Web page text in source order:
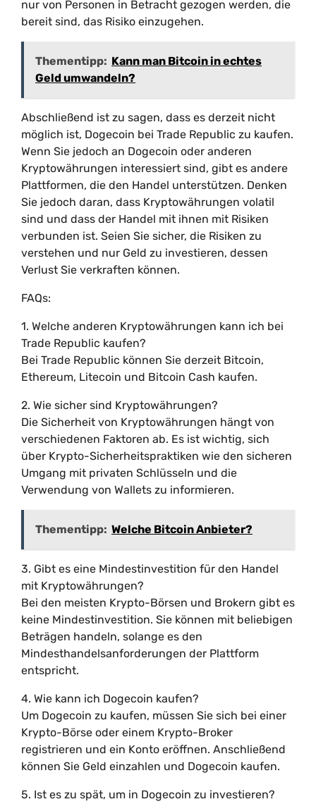
nur von Personen in Betracht gezogen werden, die
bereit sind, das Risiko einzugehen.
Thementipp: Kann man Bitcoin in echtes
Geld umwandeln?
Abschließend ist zu sagen, dass es derzeit nicht
möglich ist, Dogecoin bei Trade Republic zu kaufen.
Wenn Sie jedoch an Dogecoin oder anderen
Kryptowährungen interessiert sind, gibt es andere
Plattformen, die den Handel unterstützen. Denken
Sie jedoch daran, dass Kryptowährungen volatil
sind und dass der Handel mit ihnen mit Risiken
verbunden ist. Seien Sie sicher, die Risiken zu
verstehen und nur Geld zu investieren, dessen
Verlust Sie verkraften können.
FAQs:
1. Welche anderen Kryptowährungen kann ich bei
Trade Republic kaufen?
Bei Trade Republic können Sie derzeit Bitcoin,
Ethereum, Litecoin und Bitcoin Cash kaufen.
2. Wie sicher sind Kryptowährungen?
Die Sicherheit von Kryptowährungen hängt von
verschiedenen Faktoren ab. Es ist wichtig, sich
über Krypto-Sicherheitspraktiken wie den sicheren
Umgang mit privaten Schlüsseln und die
Verwendung von Wallets zu informieren.
Thementipp: Welche Bitcoin Anbieter?
3. Gibt es eine Mindestinvestition für den Handel
mit Kryptowährungen?
Bei den meisten Krypto-Börsen und Brokern gibt es
keine Mindestinvestition. Sie können mit beliebigen
Beträgen handeln, solange es den
Mindesthandelsanforderungen der Plattform
entspricht.
4. Wie kann ich Dogecoin kaufen?
Um Dogecoin zu kaufen, müssen Sie sich bei einer
Krypto-Börse oder einem Krypto-Broker
registrieren und ein Konto eröffnen. Anschließend
können Sie Geld einzahlen und Dogecoin kaufen.
5. Ist es zu spät, um in Dogecoin zu investieren?